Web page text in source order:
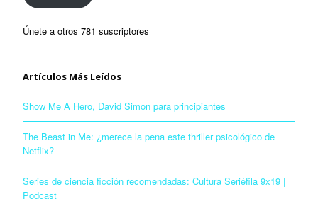
Únete a otros 781 suscriptores
Artículos Más Leídos
Show Me A Hero, David Simon para principiantes
The Beast in Me: ¿merece la pena este thriller psicológico de
Netflix?
Series de ciencia ficción recomendadas: Cultura Seriéfila 9x19 |
Podcast